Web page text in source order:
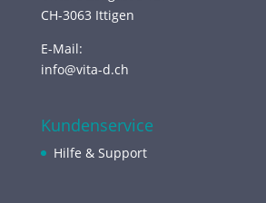
CH-3063 Ittigen
E-Mail:
info@vita-d.ch
Kundenservice
Hilfe & Support